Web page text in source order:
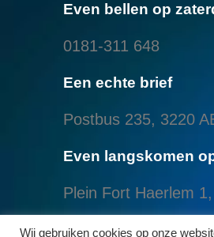
Even bellen op
0181-311 648
Een echte brief
Postbus 235, 3220
Even langskomen
Plein Fort Haerlem
Even langskomen
Wij gebruiken cookies op onze